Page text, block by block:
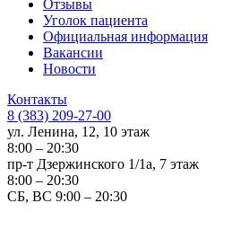
Отзывы
Уголок пациента
Официальная информация
Вакансии
Новости
Контакты
8 (383) 209-27-00
ул. Ленина, 12, 10 этаж
8:00 – 20:30
пр-т Дзержинского 1/1а, 7 этаж
8:00 – 20:30
СБ, ВС 9:00 – 20:30